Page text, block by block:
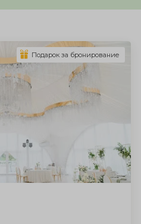
Подарок за бронирование